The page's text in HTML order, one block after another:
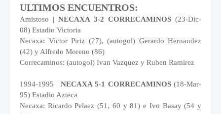
ULTIMOS ENCUENTROS:
Amistoso | NECAXA 3-2 CORRECAMINOS (23-Dic-
08) Estadio Victoria
Necaxa: Victor Piriz (27), (autogol) Gerardo Hernandez
(42) y Alfredo Moreno (86)
Correcaminos: (autogol) Ivan Vazquez y Ruben Ramirez
1994-1995 | NECAXA 5-1 CORRECAMINOS(18-Mar-
95) Estadio Azteca
Necaxa: Ricardo Pelaez (51, 60 y 81) e Ivo Basay (54 y